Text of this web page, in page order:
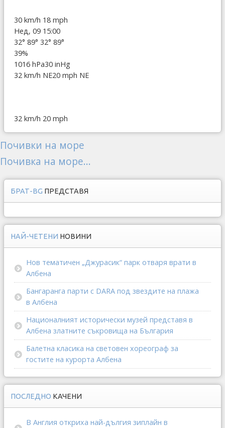
30 km/h 18 mph
Нед, 09 15:00
32° 89° 32° 89°
39%
1016 hPa30 inHg
32 km/h NE20 mph NE
32 km/h 20 mph
Почивки на море
Почивка на море...
БРАТ-BG ПРЕДСТАВЯ
НАЙ-ЧЕТЕНИ НОВИНИ
Нов тематичен „Джурасик“ парк отваря врати в
Албена
Бангаранга парти с DARA под звездите на плажа
в Албена
Националният исторически музей представя в
Албена златните съкровища на България
Балетна класика на световен хореограф за
гостите на курорта Албена
ПОСЛЕДНО КАЧЕНИ
В Англия откриха най-дългия зиплайн в